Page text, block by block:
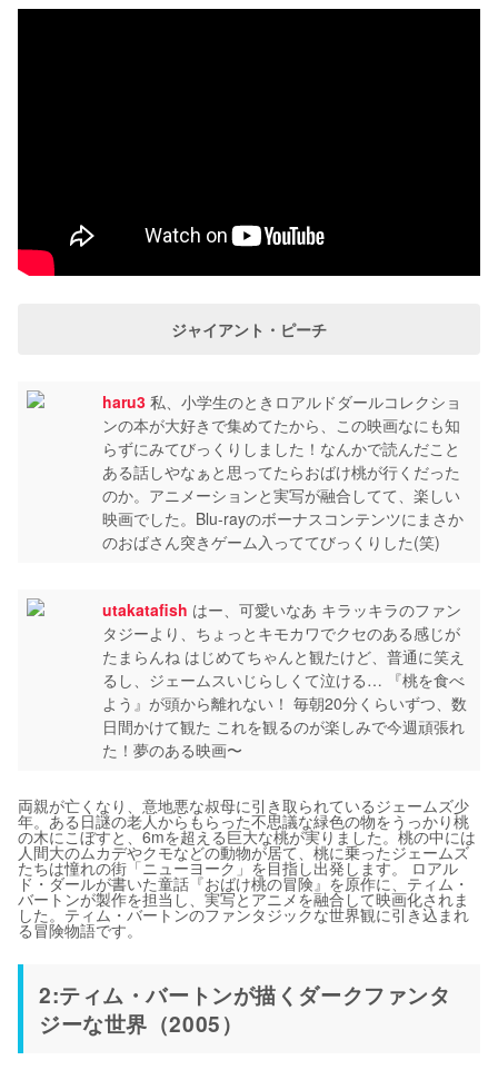
ジャイアント・ピーチ
haru3 私、小学生のときロアルドダールコレクショ
ンの本が大好きで集めてたから、この映画なにも知
らずにみてびっくりしました！なんかで読んだこと
ある話しやなぁと思ってたらおばけ桃が行くだった
のか。アニメーションと実写が融合してて、楽しい
映画でした。Blu-rayのボーナスコンテンツにまさか
のおばさん突きゲーム入っててびっくりした(笑)
utakatafish はー、可愛いなあ キラッキラのファン
タジーより、ちょっとキモカワでクセのある感じが
たまらんね はじめてちゃんと観たけど、普通に笑え
るし、ジェームスいじらしくて泣ける… 『桃を食べ
よう』が頭から離れない！ 毎朝20分くらいずつ、数
日間かけて観た これを観るのが楽しみで今週頑張れ
た！夢のある映画〜
両親が亡くなり、意地悪な叔母に引き取られているジェームズ少
年。ある日謎の老人からもらった不思議な緑色の物をうっかり桃
の木にこぼすと、6mを超える巨大な桃が実りました。桃の中には
人間大のムカデやクモなどの動物が居て、桃に乗ったジェームズ
たちは憧れの街「ニューヨーク」を目指し出発します。 ロアル
ド・ダールが書いた童話『おばけ桃の冒険』を原作に、ティム・
バートンが製作を担当し、実写とアニメを融合して映画化されま
した。ティム・バートンのファンタジックな世界観に引き込まれ
る冒険物語です。
2:ティム・バートンが描くダークファンタ
ジーな世界（2005）